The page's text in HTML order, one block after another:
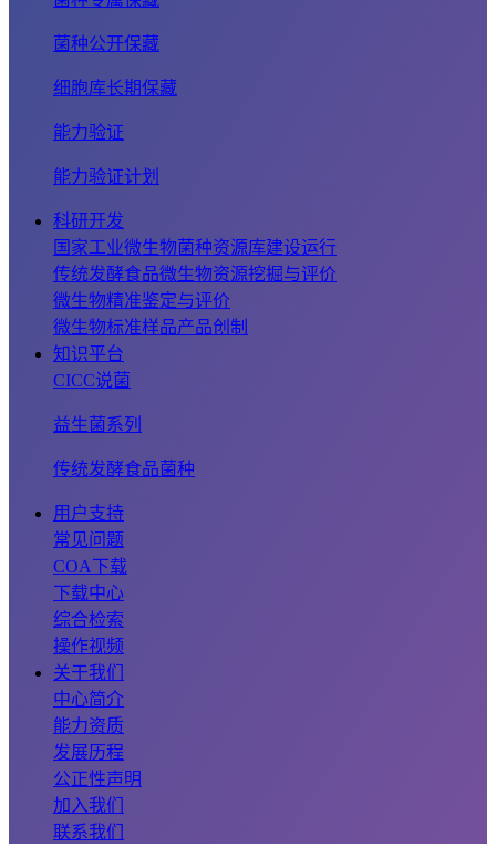
菌种公开保藏
细胞库长期保藏
能力验证
能力验证计划
科研开发
国家工业微生物菌种资源库建设运行
传统发酵食品微生物资源挖掘与评价
微生物精准鉴定与评价
微生物标准样品产品创制
知识平台
CICC说菌
益生菌系列
传统发酵食品菌种
用户支持
常见问题
COA下载
下载中心
综合检索
操作视频
关于我们
中心简介
能力资质
发展历程
公正性声明
加入我们
联系我们